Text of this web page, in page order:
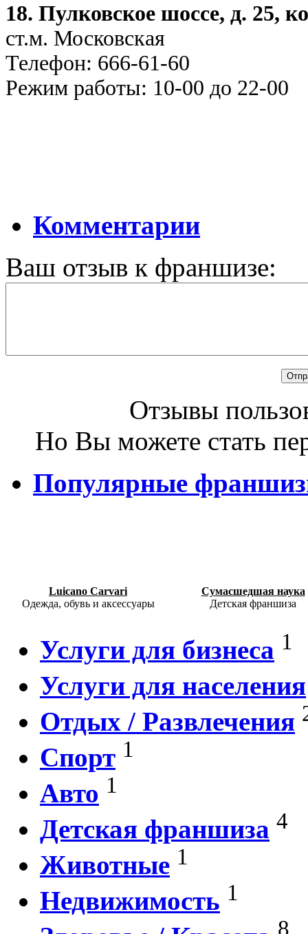
18. Пулковское шоссе, д. 25,
ст.м. Московская
Телефон: 666-61-60
Режим работы: 10-00 до 22-00
Комментарии
Ваш отзыв к франшизе:
Отзывы
Но Вы можете стать
Популярные
Luicano Carvari
Одежда, обувь и аксессуары
Сумасшедшая наука
Детская франшиза
Услуги для бизнеса 1
Услуги для населения
Отдых / Развлечения
Спорт 1
Авто 1
Детская франшиза 4
Животные 1
Недвижимость 1
8